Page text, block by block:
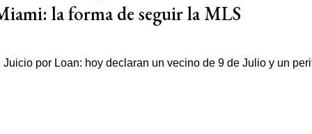
la forma de seguir la MLS